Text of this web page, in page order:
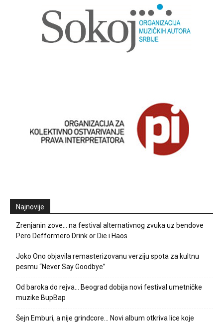
Najnovije
Zrenjanin zove… na festival alternativnog zvuka uz bendove
Pero Defformero Drink or Die i Haos
Joko Ono objavila remasterizovanu verziju spota za kultnu
pesmu “Never Say Goodbye”
Od baroka do rejva… Beograd dobija novi festival umetničke
muzike BupBap
Šejn Emburi, a nije grindcore… Novi album otkriva lice koje